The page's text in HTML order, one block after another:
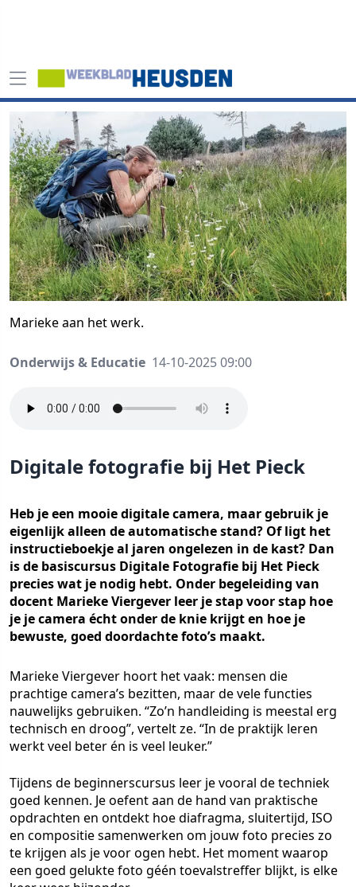
Marieke aan het werk.
Onderwijs & Educatie 14-10-2025 09:00
Digitale fotografie bij Het Pieck
Heb je een mooie digitale camera, maar gebruik je
eigenlijk alleen de automatische stand? Of ligt het
instructieboekje al jaren ongelezen in de kast? Dan
is de basiscursus Digitale Fotografie bij Het Pieck
precies wat je nodig hebt. Onder begeleiding van
docent Marieke Viergever leer je stap voor stap hoe
je je camera écht onder de knie krijgt en hoe je
bewuste, goed doordachte foto’s maakt.
Marieke Viergever hoort het vaak: mensen die
prachtige camera’s bezitten, maar de vele functies
nauwelijks gebruiken. “Zo’n handleiding is meestal erg
technisch en droog”, vertelt ze. “In de praktijk leren
werkt veel beter én is veel leuker.”
Tijdens de beginnerscursus leer je vooral de techniek
goed kennen. Je oefent aan de hand van praktische
opdrachten en ontdekt hoe diafragma, sluitertijd, ISO
en compositie samenwerken om jouw foto precies zo
te krijgen als je voor ogen hebt. Het moment waarop
een goed gelukte foto géén toevalstreffer blijkt, is elke